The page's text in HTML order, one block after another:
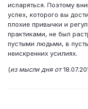
испаряться. Поэтому
успех, которого вы
плохие привычки и
практиками, не был
пустыми людьми, в
неискренних усилиях.
(из мысли дня от